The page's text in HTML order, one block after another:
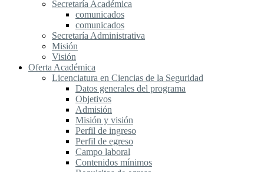
Secretaría Académica
comunicados
comunicados
Secretaría Administrativa
Misión
Visión
Oferta Académica
Licenciatura en Ciencias de la Seguridad
Datos generales del programa
Objetivos
Admisión
Misión y visión
Perfil de ingreso
Perfil de egreso
Campo laboral
Contenidos mínimos